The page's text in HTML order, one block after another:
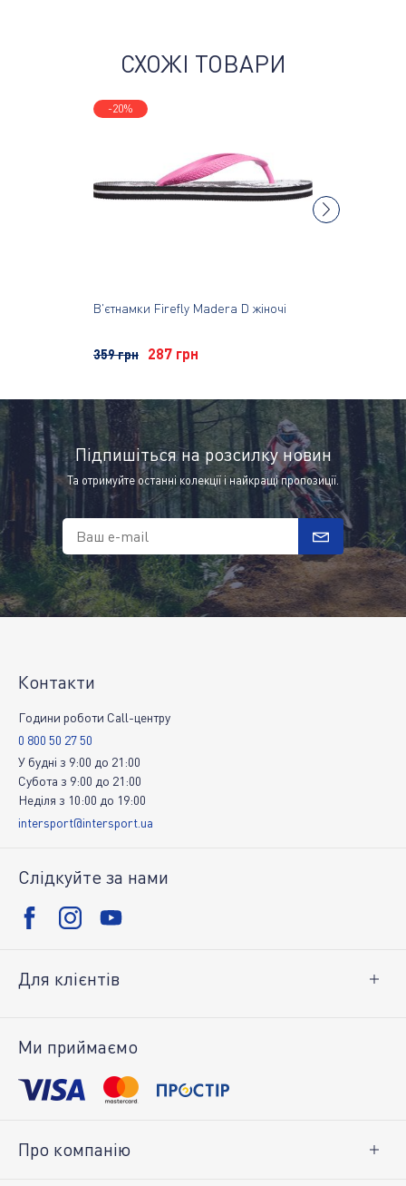
СХОЖІ ТОВАРИ
-20%
В'єтнамки Firefly Madera D жіночі
359 грн 287 грн
Підпишіться на розсилку новин
Та отримуйте останні колекції і найкращі пропозиції.
Ваш e-mail
Контакти
Години роботи Call-центру
0 800 50 27 50
У будні з 9:00 до 21:00
Субота з 9:00 до 21:00
Неділя з 10:00 до 19:00
intersport@intersport.ua
Слідкуйте за нами
Для клієнтів
Повернення товару
Ми приймаємо
Про компанію